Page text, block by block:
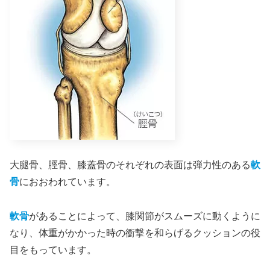
大腿骨、脛骨、膝蓋骨のそれぞれの表面は弾力性のある軟
骨におおわれています。
軟骨があることによって、膝関節がスムーズに動くように
なり、体重がかかった時の衝撃を和らげるクッションの役
目をもっています。